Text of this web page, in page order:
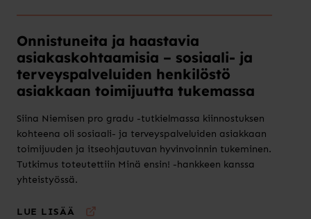
Onnistuneita ja haastavia
asiakaskohtaamisia – sosiaali- ja
terveyspalveluiden henkilöstö
asiakkaan toimijuutta tukemassa
Siina Niemisen pro gradu -tutkielmassa kiinnostuksen
kohteena oli sosiaali- ja terveyspalveluiden asiakkaan
toimijuuden ja itseohjautuvan hyvinvoinnin tukeminen.
Tutkimus toteutettiin Minä ensin! -hankkeen kanssa
yhteistyössä.
LUE LISÄÄ